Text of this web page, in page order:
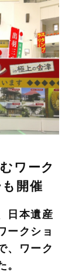
ワーク
開催
日本遺産
ークショ
、ワーク
。